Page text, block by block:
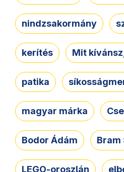
nindzsakormány
kerítés Mit
patika
magyar márka
Bodor Ádám Bram
LEGO-oroszlán